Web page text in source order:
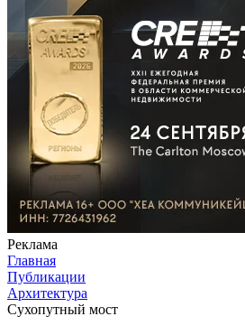
Реклама
Главная
Публикации
Архитектура
Сухопутный мост